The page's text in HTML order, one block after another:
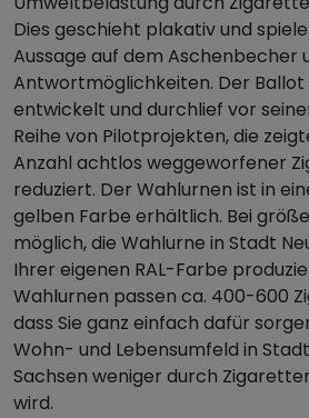
Dies geschieht plakativ und
Aussage auf dem Aschenbecher
Antwortmöglichkeiten. Der Ballot
entwickelt und durchlief vor
Reihe von Pilotprojekten, die
Anzahl achtlos weggeworfener
reduziert. Der Wahlurnen ist in
gelben Farbe erhältlich. Bei
möglich, die Wahlurne in Stadt
Ihrer eigenen RAL-Farbe
Wahlurnen passen ca. 400-600
dass Sie ganz einfach dafür
Wohn- und Lebensumfeld in
Sachsen weniger durch
wird.